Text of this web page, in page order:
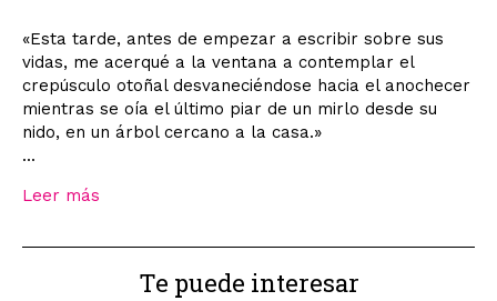
«Esta tarde, antes de empezar a escribir sobre sus
vidas, me acerqué a la ventana a contemplar el
crepúsculo otoñal desvaneciéndose hacia el anochecer
mientras se oía el último piar de un mirlo desde su
nido, en un árbol cercano a la casa.»
...
Leer más
Te puede interesar